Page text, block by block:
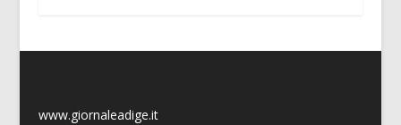
www.giornaleadige.it